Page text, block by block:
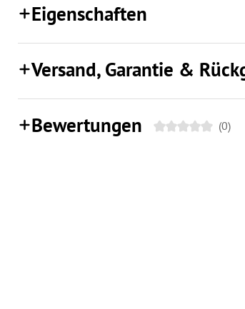
Eigenschaften
Versand, Garantie &
Bewertungen (0)